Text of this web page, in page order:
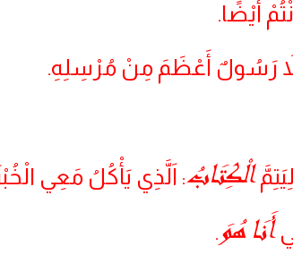
أَيْضًا.
رَسُولٌ أَعْظَمَ مِنْ مُرْسِلِهِ.
الْكِتَابُ: اَلَّذِي يَأْكُلُ مَعِي
أَنَا هُوَ.